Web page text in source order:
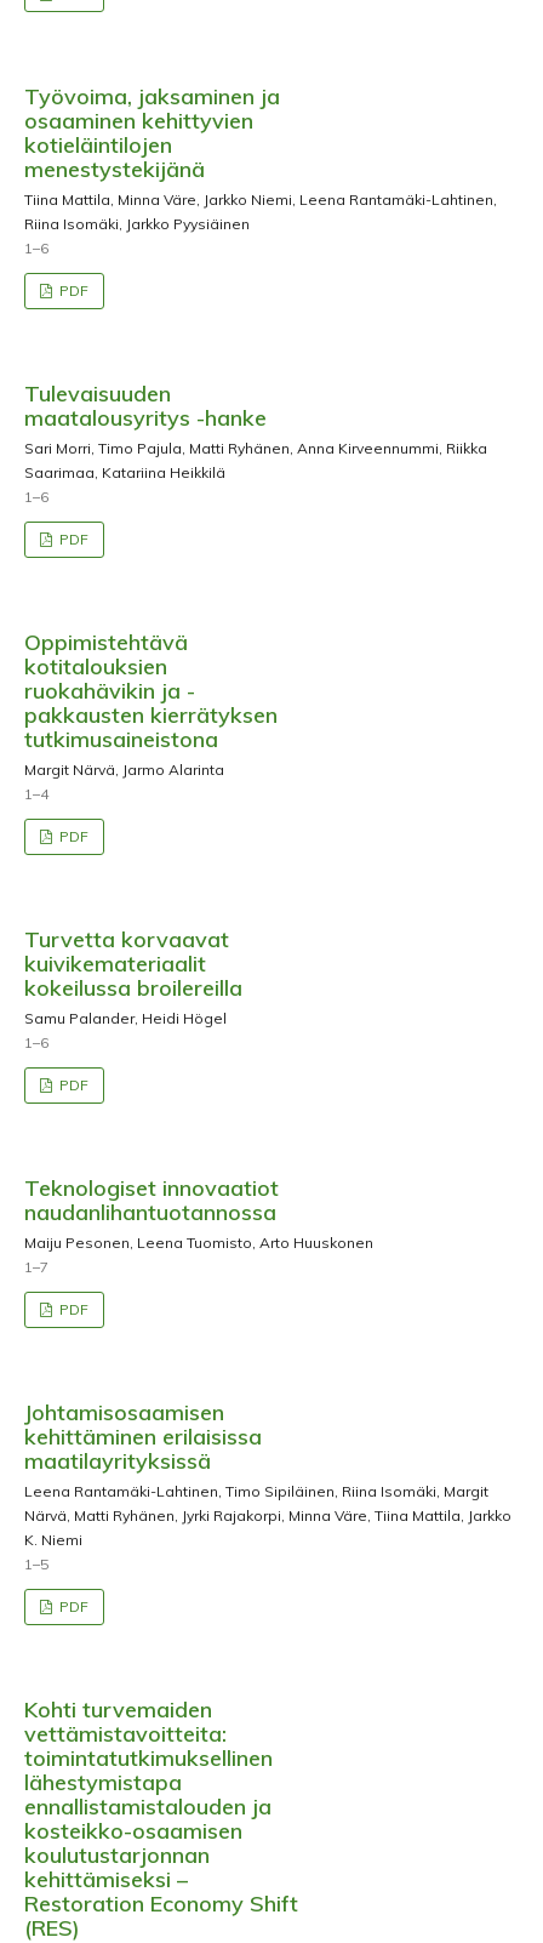
Työvoima, jaksaminen ja
osaaminen kehittyvien
kotieläintilojen
menestystekijänä
Tiina Mattila, Minna Väre, Jarkko Niemi, Leena Rantamäki-Lahtinen,
Riina Isomäki, Jarkko Pyysiäinen
1–6
PDF
Tulevaisuuden
maatalousyritys -hanke
Sari Morri, Timo Pajula, Matti Ryhänen, Anna Kirveennummi, Riikka
Saarimaa, Katariina Heikkilä
1–6
PDF
Oppimistehtävä
kotitalouksien
ruokahävikin ja -
pakkausten kierrätyksen
tutkimusaineistona
Margit Närvä, Jarmo Alarinta
1–4
PDF
Turvetta korvaavat
kuivikemateriaalit
kokeilussa broilereilla
Samu Palander, Heidi Högel
1–6
PDF
Teknologiset innovaatiot
naudanlihantuotannossa
Maiju Pesonen, Leena Tuomisto, Arto Huuskonen
1–7
PDF
Johtamisosaamisen
kehittäminen erilaisissa
maatilayrityksissä
Leena Rantamäki-Lahtinen, Timo Sipiläinen, Riina Isomäki, Margit
Närvä, Matti Ryhänen, Jyrki Rajakorpi, Minna Väre, Tiina Mattila, Jarkko
K. Niemi
1–5
PDF
Kohti turvemaiden
vettämistavoitteita:
toimintatutkimuksellinen
lähestymistapa
ennallistamistalouden ja
kosteikko-osaamisen
koulutustarjonnan
kehittämiseksi –
Restoration Economy Shift
(RES)